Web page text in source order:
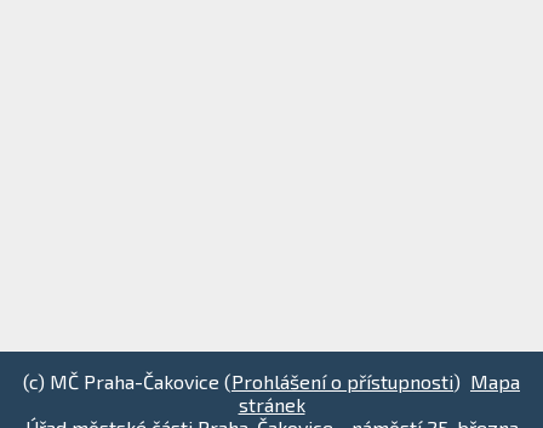
(c) MČ Praha-Čakovice (Prohlášení o přístupnosti) Mapa
stránek